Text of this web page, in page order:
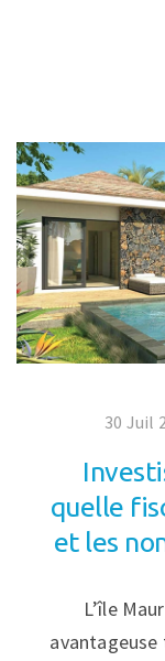
30 Juil
quelle
et les
L’île
avantageuse